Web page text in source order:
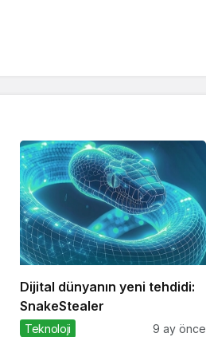
Dijital dünyanın yeni tehdidi:
SnakeStealer
Teknoloji 9 ay önce